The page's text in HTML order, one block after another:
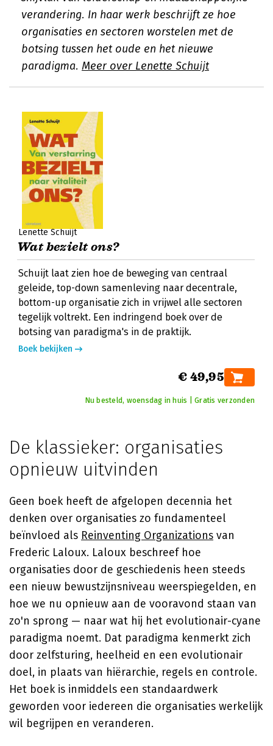
verandering. In haar werk beschrijft ze hoe
organisaties en sectoren worstelen met de
botsing tussen het oude en het nieuwe
paradigma. Meer over Lenette Schuijt
Lenette Schuijt
Wat bezielt ons?
Schuijt laat zien hoe de beweging van centraal
geleide, top-down samenleving naar decentrale,
bottom-up organisatie zich in vrijwel alle sectoren
tegelijk voltrekt. Een indringend boek over de
botsing van paradigma's in de praktijk.
Boek bekijken
€ 49,95
Nu besteld, woensdag in huis | Gratis verzonden
De klassieker: organisaties
opnieuw uitvinden
Geen boek heeft de afgelopen decennia het
denken over organisaties zo fundamenteel
beïnvloed als Reinventing Organizations van
Frederic Laloux. Laloux beschreef hoe
organisaties door de geschiedenis heen steeds
een nieuw bewustzijnsniveau weerspiegelden, en
hoe we nu opnieuw aan de vooravond staan van
zo'n sprong — naar wat hij het evolutionair-cyane
paradigma noemt. Dat paradigma kenmerkt zich
door zelfsturing, heelheid en een evolutionair
doel, in plaats van hiërarchie, regels en controle.
Het boek is inmiddels een standaardwerk
geworden voor iedereen die organisaties werkelijk
wil begrijpen en veranderen.